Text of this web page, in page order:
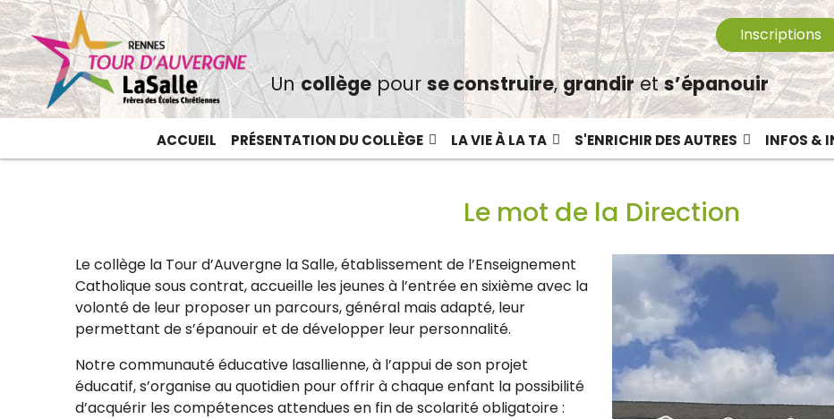
Inscriptions
Uncollègepour se construire,grandirets’épanouir
ACCUEIL PRÉSENTATION DU COLLÈGE LA VIE À LA TA S'ENRICHIR DES AUTRES INFOS &
Le mot de la Direction
Le collège la Tour d’Auvergne la Salle, établissement de l’Enseignement
Catholique sous contrat, accueille les jeunes à l’entrée en sixième avec la
volonté de leur proposer un parcours, général mais adapté, leur
permettant de s’épanouir et de développer leur personnalité.
Notre communauté éducative lasallienne, à l’appui de son projet
éducatif, s’organise au quotidien pour offrir à chaque enfant la possibilité
d’acquérir les compétences attendues en fin de scolarité obligatoire :